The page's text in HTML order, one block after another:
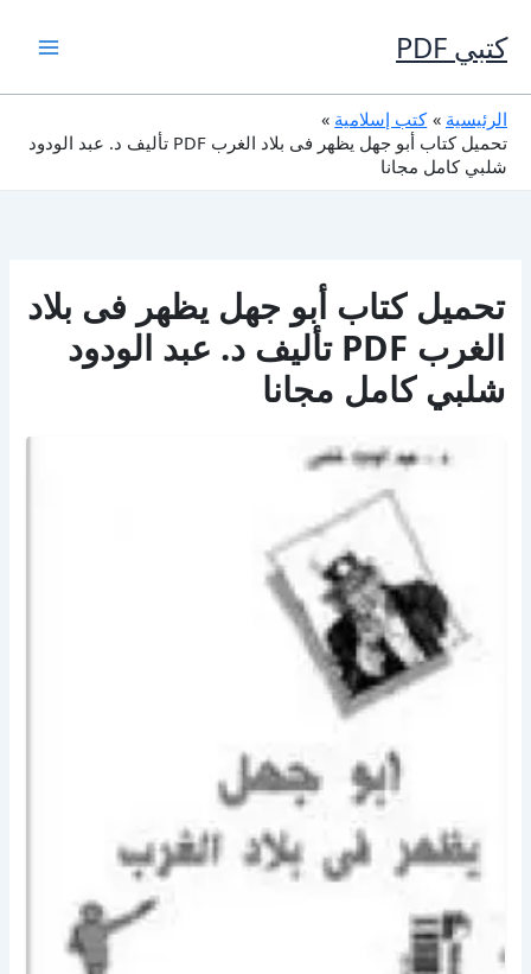
إلى
المحتوى
كتبي PDF
الرئيسية
كتب إسلامية
تحميل كتاب أبو جهل يظهر فى بلاد الغرب PDF تأليف د. عبد الودود
شلبي كامل مجانا
تحميل كتاب أبو جهل يظهر فى بلاد
الغرب PDF تأليف د. عبد الودود
شلبي كامل مجانا